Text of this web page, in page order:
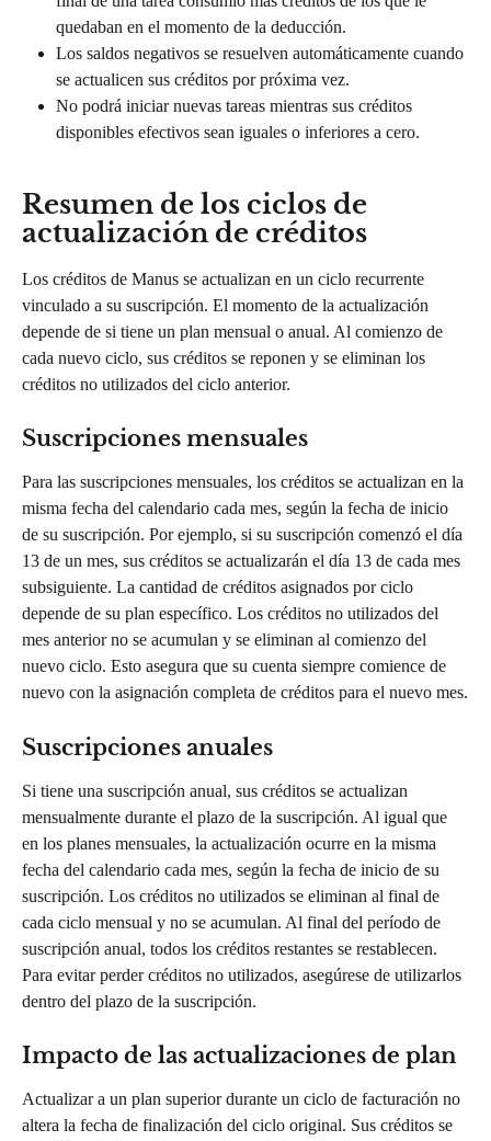
quedaban en el momento de la deducción.
Los saldos negativos se resuelven automáticamente cuando
se actualicen sus créditos por próxima vez.
No podrá iniciar nuevas tareas mientras sus créditos
disponibles efectivos sean iguales o inferiores a cero.
Resumen de los ciclos de
actualización de créditos
Los créditos de Manus se actualizan en un ciclo recurrente
vinculado a su suscripción. El momento de la actualización
depende de si tiene un plan mensual o anual. Al comienzo de
cada nuevo ciclo, sus créditos se reponen y se eliminan los
créditos no utilizados del ciclo anterior.
Suscripciones mensuales
Para las suscripciones mensuales, los créditos se actualizan en la
misma fecha del calendario cada mes, según la fecha de inicio
de su suscripción. Por ejemplo, si su suscripción comenzó el día
13 de un mes, sus créditos se actualizarán el día 13 de cada mes
subsiguiente. La cantidad de créditos asignados por ciclo
depende de su plan específico. Los créditos no utilizados del
mes anterior no se acumulan y se eliminan al comienzo del
nuevo ciclo. Esto asegura que su cuenta siempre comience de
nuevo con la asignación completa de créditos para el nuevo mes.
Suscripciones anuales
Si tiene una suscripción anual, sus créditos se actualizan
mensualmente durante el plazo de la suscripción. Al igual que
en los planes mensuales, la actualización ocurre en la misma
fecha del calendario cada mes, según la fecha de inicio de su
suscripción. Los créditos no utilizados se eliminan al final de
cada ciclo mensual y no se acumulan. Al final del período de
suscripción anual, todos los créditos restantes se restablecen.
Para evitar perder créditos no utilizados, asegúrese de utilizarlos
dentro del plazo de la suscripción.
Impacto de las actualizaciones de plan
Actualizar a un plan superior durante un ciclo de facturación no
altera la fecha de finalización del ciclo original. Sus créditos se